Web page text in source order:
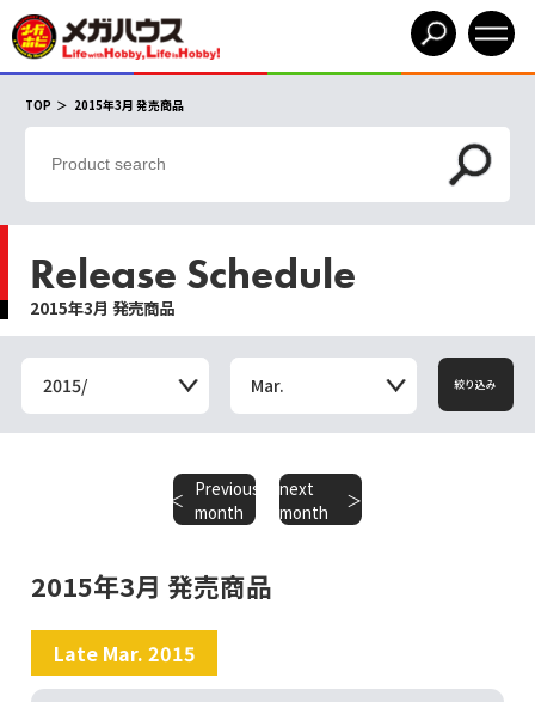
TOP 2015年3月 発売商品
Release Schedule
2015年3月 発売商品
2015/ Mar. 絞り込み
Previous
month
​ ​next
month
2015年3月 発売商品
Late Mar. 2015